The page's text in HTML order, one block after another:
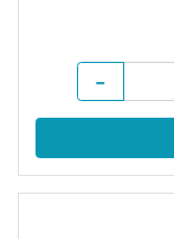
−